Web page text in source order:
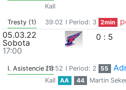
Kall
Tresty (1) 39:02 I Period: 3 2min
05.03.22
Sobota
17:00
0 : 5
I. Asistencie (1)28:52 I Period: 2 55
Kall
AA 44 Martin